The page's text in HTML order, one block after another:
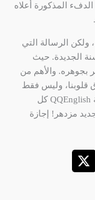
المذكورة أعلاه
ولكن الرسالة التي
الجديدة. حيث
بجوهره. والأهم من
قلوبنا، وليس فقط
الكلمات المبتذلة. ومع ذلك، تتمنى لكم عائلة QQEnglish كل
مزدهر! إجازة